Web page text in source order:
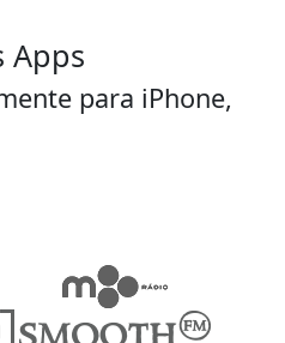
Apps
para iPhone,